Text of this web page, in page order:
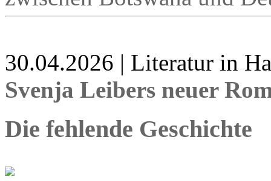
30.04.2026 | Literatur in
Svenja Leibers neuer
Die fehlende Geschichte